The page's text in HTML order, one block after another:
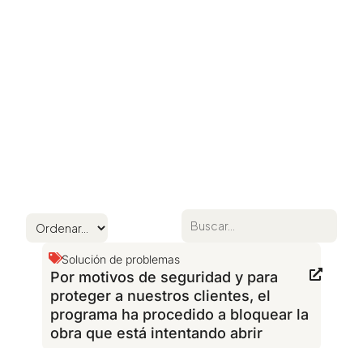
Solución de problemas
Por motivos de seguridad y para
proteger a nuestros clientes, el
programa ha procedido a bloquear la
obra que está intentando abrir